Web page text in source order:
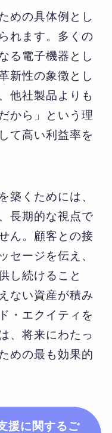
めの具体例とし
れます。多くの
る電子機器とし
新性の象徴とし
他社製品よりも
から」という理
て高い利益率を
築くためには、
長期的な視点で
ん。顧客との接
セージを伝え、
し続けること
ない資産が積み
・エクイティを
、将来にわたっ
めの最も効果的
援に関するご